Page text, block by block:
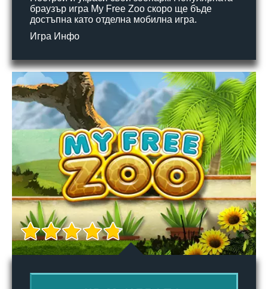
браузър игра My Free Zoo скоро ще бъде
достъпна като отделна мобилна игра.
Игра Инфо